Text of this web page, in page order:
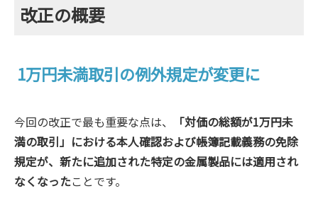
改正の概要
1万円未満取引の例外規定が変更に
今回の改正で最も重要な点は、
「対価の総額が1万円未
満の取引」における本人確認および帳簿記載義務の免除
規定が、新たに追加された特定の金属製品には適用され
なくなったことです。